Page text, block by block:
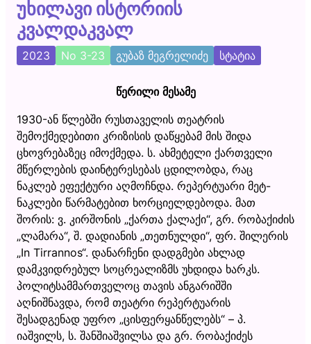
უხილავი ისტორიის
კვალდაკვალ
2023 No 3-23 გუბაზ მეგრელიძე სტატია
წერილი მესამე
1930-ან წლებში რუსთაველის თეატრის
შემოქმედებითი კრიზისის დაწყებამ მის შიდა
ცხოვრებაზეც იმოქმედა. ს. ახმეტელი ქართველი
მწერლების დაინტერესებას ცდილობდა, რაც
ნაკლებ ეფექტური აღმოჩნდა. რეპერტუარი მეტ-
ნაკლები წარმატებით ხორციელდებოდა. მათ
შორის: ვ. კირშონის „ქართა ქალაქი“, გრ. რობაქიძის
„ლამარა“, შ. დადიანის „თეთნულდი“, ფრ. შილერის
„In Tirrannos“. დანარჩენი დადგმები ახლად
დამკვიდრებულ სოცრეალიზმს უხდიდა ხარკს.
პოლიტსამმართველოც თავის ანგარიშში
აღნიშნავდა, რომ თეატრი რეპერტუარის
შესადგენად უფრო „ცისფერყანწელებს“ – პ.
იაშვილს, ს. შანშიაშვილსა და გრ. რობაქიძეს